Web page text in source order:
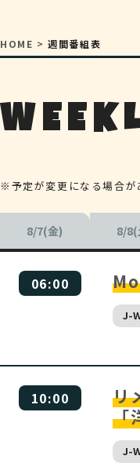
HOME >週間番組表
※予定が変更になる場合が
8/7(金) 8/8(
06:00
J-
10:00
リ
「
J-